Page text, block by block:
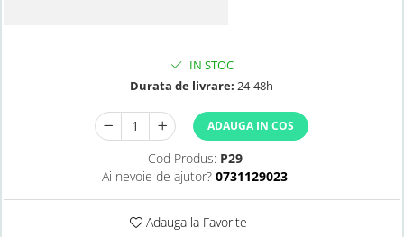
IN STOC
Durata de livrare: 24-48h
ADAUGA IN COS
Cod Produs: P29
Ai nevoie de ajutor? 0731129023
Adauga la Favorite